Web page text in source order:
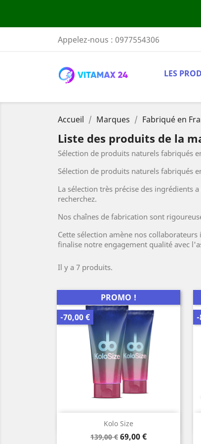
Appelez-nous : 0977554306
LES
Accueil Marques Fabriqué en
Liste des produits de la
Sélection de produits naturels fabriqués
Sélection de produits naturels fabriqués
La sélection très précise des ingrédients
recherchez.
Nos chaînes de fabrication sont
Cette sélection amène nos
finalise notre engagement qualité avec
Il y a 7 produits.
Kolo Size
Prix
139,00 € Prix
69,00 €
PROMO !
-70,00 €
Aperçu rapide
-